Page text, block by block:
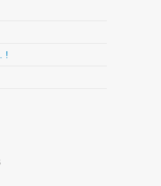
!